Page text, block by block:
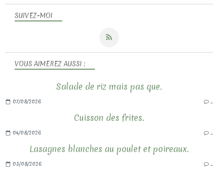
SUIVEZ-MOI
VOUS AIMEREZ AUSSI :
Salade de riz mais pas que.
07/08/2026
Cuisson des frites.
04/08/2026
Lasagnes blanches au poulet et poireaux.
03/08/2026